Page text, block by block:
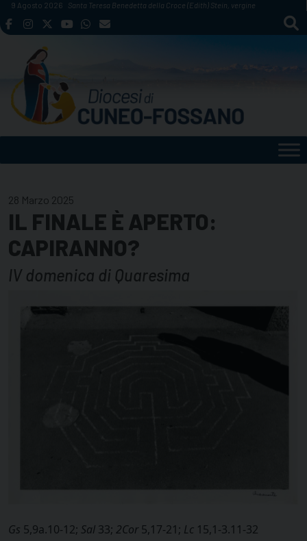
Skip
to
9 Agosto 2026 Santa Teresa Benedetta della Croce (Edith) Stein, vergine
28 Marzo 2025
IL FINALE È APERTO:
CAPIRANNO?
IV domenica di Quaresima
Gs 5,9a.10-12; Sal 33; 2Cor 5,17-21; Lc 15,1-3.11-32